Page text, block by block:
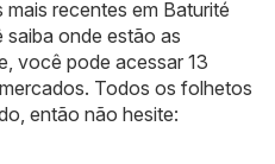
recentes em Baturité
onde estão as
você pode acessar 13
Todos os folhetos
então não hesite: